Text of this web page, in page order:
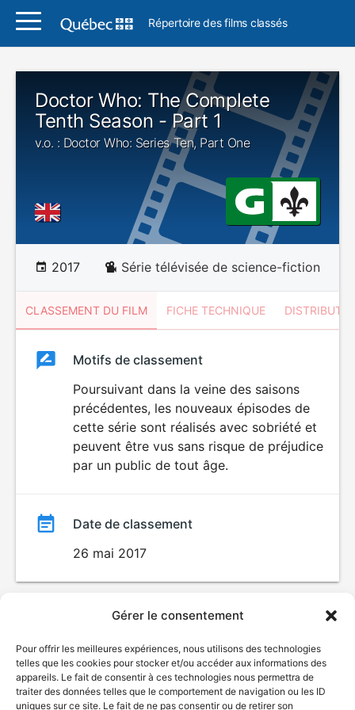
Gérer le consentement
Pour offrir les meilleures expériences, nous utilisons des technologies
telles que les cookies pour stocker et/ou accéder aux informations des
appareils. Le fait de consentir à ces technologies nous permettra de
traiter des données telles que le comportement de navigation ou les ID
uniques sur ce site. Le fait de ne pas consentir ou de retirer son
Répertoire des films classés
Doctor Who: The Complete
Tenth Season - Part 1
v.o. : Doctor Who: Series Ten, Part One
2017 Série télévisée de science-fiction
CLASSEMENT DU FILM FICHE TECHNIQUE
ClassementClassement
Motifs de classement
Poursuivant dans la veine des saisons
précédentes, les nouveaux épisodes de
cette série sont réalisés avec sobriété et
peuvent être vus sans risque de préjudice
par un public de tout âge.
Date de classement
26 mai 2017